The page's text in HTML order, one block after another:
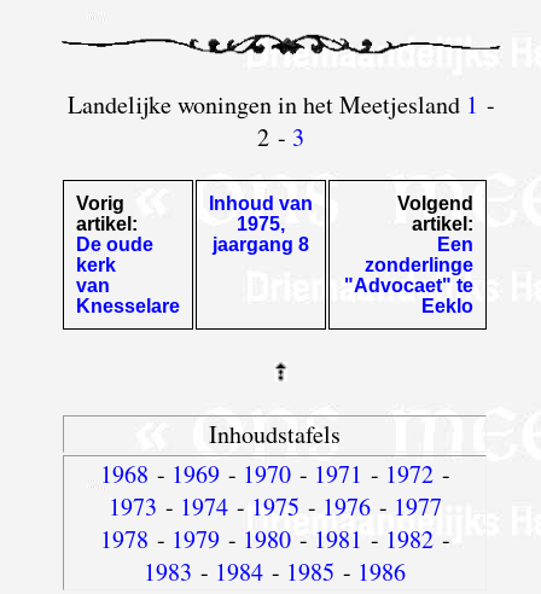
Landelijke woningen in het Meetjesland 1 -
2 - 3
Vorig
artikel:
De oude
kerk
van
Knesselare
Inhoud van
1975,
jaargang 8
Volgend
artikel:
Een
zonderlinge
"Advocaet" te
Eeklo
Inhoudstafels
1968 - 1969- 1970- 1971 - 1972-
1973 - 1974- 1975 - 1976- 1977
1978 - 1979- 1980- 1981 - 1982-
1983 - 1984 - 1985 - 1986